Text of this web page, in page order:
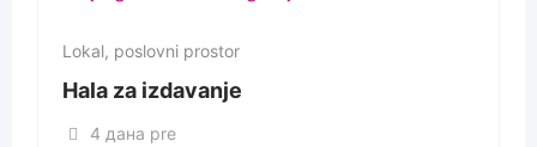
Lokal, poslovni prostor
Hala za izdavanje
4 дана pre